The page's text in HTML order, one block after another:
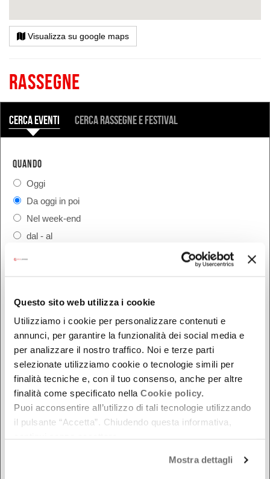
Questo sito web utilizza i cookie
Utilizziamo i cookie per personalizzare contenuti e
annunci, per garantire la funzionalità dei social media e
per analizzare il nostro traffico. Noi e terze parti
selezionate utilizziamo cookie o tecnologie simili per
finalità tecniche e, con il tuo consenso, anche per altre
finalità come specificato nella Cookie policy.
Puoi acconsentire all’utilizzo di tali tecnologie utilizzando
il pulsante “Accetta”. Chiudendo questa informativa,
Mostra dettagli
Visualizza su google maps
Rassegne
COSA
Cerca eventi Cerca rassegne e festival
QUANDO
Oggi
Da oggi in poi
Nel week-end
dal - al
Forlì-Cesena
Modena
Parma
Piacenza